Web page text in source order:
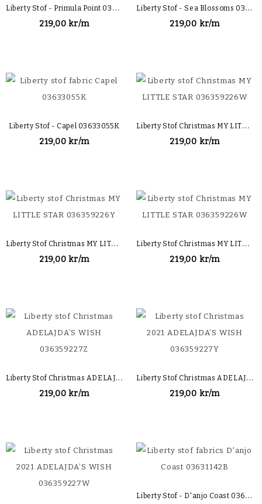
L
Iberty Stof - Primula Point 03632113C
219,00 kr/m
L
Iberty Stof - Sea Blossoms 03631136C
219,00 kr/m
Liberty Stof - Capel 03633055K
219,00 kr/m
L
Iberty Stof Christmas MY LITTLE STAR 036359226W
219,00 kr/m
L
Iberty Stof Christmas MY LITTLE STAR 036359226Y
219,00 kr/m
L
Iberty Stof Christmas MY LITTLE STAR 036359226W
219,00 kr/m
L
Iberty Stof Christmas ADELAJDA’S WISH 036359227Z
219,00 kr/m
L
Iberty Stof Christmas ADELAJDA’S WISH 036359227Y
219,00 kr/m
L
Iberty Stof - D'anjo Coast 03631142B